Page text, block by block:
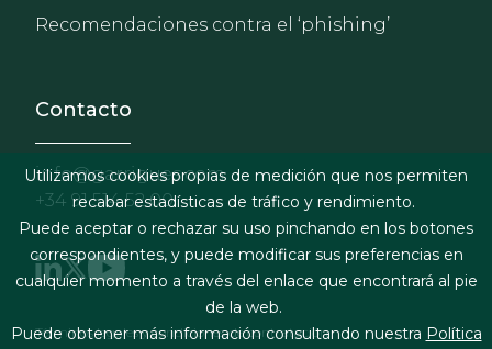
Recomendaciones contra el ‘phishing’
Contacto
info@garrigues.com
+34 91 514 52 00
Footer menu
Términos legales y condiciones de contratación
Utilizamos cookies propias de medición que nos permiten
recabar estadísticas de tráfico y rendimiento.
Puede aceptar o rechazar su uso pinchando en los botones
correspondientes, y puede modificar sus preferencias en
cualquier momento a través del enlace que encontrará al pie
de la web.
Puede obtener más información consultando nuestra Política